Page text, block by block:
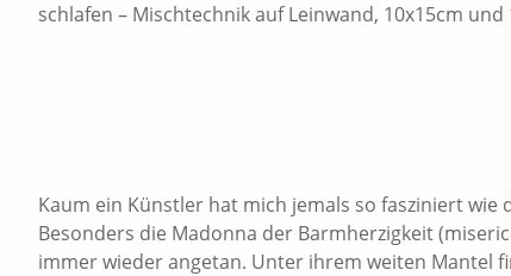
schlafen – Mischtechnik auf Leinwand, 10x15cm und
Kaum ein Künstler hat mich jemals so fasziniert wie
Besonders die Madonna der Barmherzigkeit
immer wieder angetan. Unter ihrem weiten Mantel